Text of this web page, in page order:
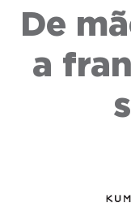
De
a